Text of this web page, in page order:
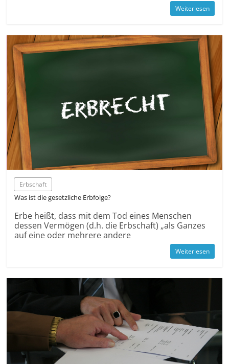
Weiterlesen
Erbschaft
Was ist die gesetzliche Erbfolge?
Erbe heißt, dass mit dem Tod eines Menschen
dessen Vermögen (d.h. die Erbschaft) „als Ganzes
auf eine oder mehrere andere
Weiterlesen